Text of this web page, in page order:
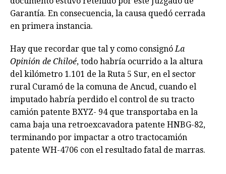
Garantía. En consecuencia, la causa quedó cerrada
en primera instancia.
Hay que recordar que tal y como consignóLa
Opinión de Chiloé, todo habría ocurrido a la altura
del kilómetro 1.101 de la Ruta 5 Sur, en el sector
rural Curamó de la comuna de Ancud, cuando el
imputado habría perdido el control de su tracto
camión patente BXYZ- 94 que transportaba en la
cama baja una retroexcavadora patente HNBG-82,
terminando por impactar a otro tractocamión
patente WH-4706 con el resultado fatal de marras.